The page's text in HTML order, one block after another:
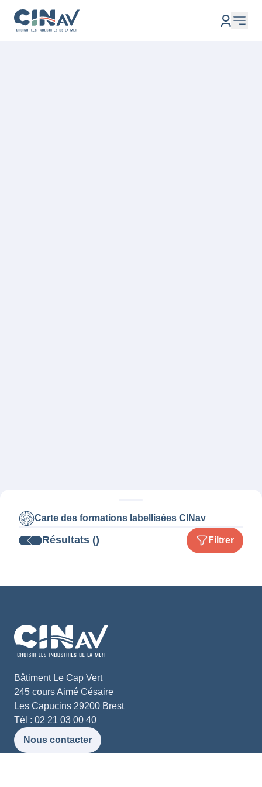
Carte des formations labellisées CINav
Résultats () Filtrer
Bâtiment Le Cap Vert
245 cours Aimé Césaire
Les Capucins 29200 Brest
Tél : 02 21 03 00 40
Nous contacter